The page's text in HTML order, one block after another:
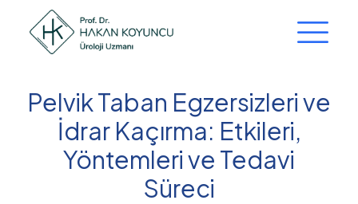
Pelvik Taban Egzersizleri ve
İdrar Kaçırma: Etkileri,
Yöntemleri ve Tedavi
Süreci